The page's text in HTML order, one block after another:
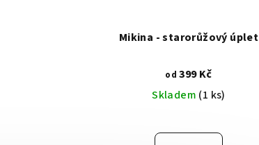
Mikina - starorůžový úplet
od 399 Kč
Skladem (1 ks)